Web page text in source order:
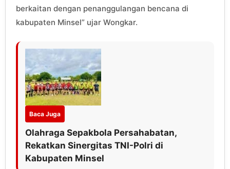
berkaitan dengan penanggulangan bencana di
kabupaten Minsel” ujar Wongkar.
Baca Juga
Olahraga Sepakbola Persahabatan,
Rekatkan Sinergitas TNI-Polri di
Kabupaten Minsel